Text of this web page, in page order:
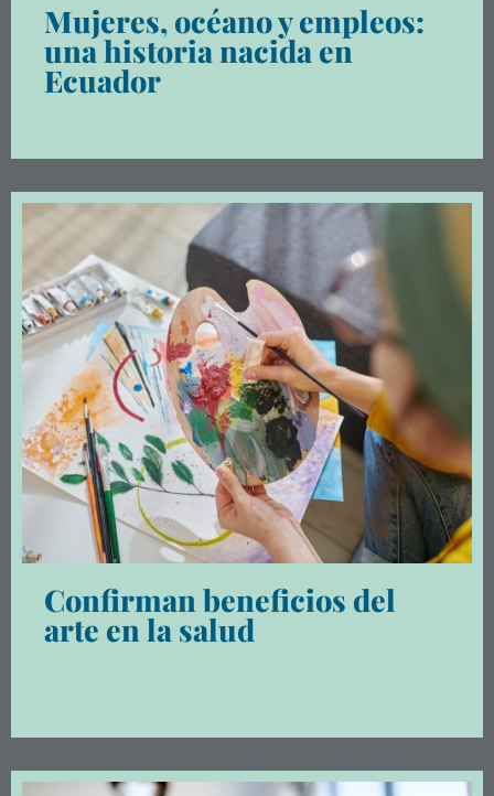
Mujeres, océano y empleos:
una historia nacida en
Ecuador
Confirman beneficios del
arte en la salud